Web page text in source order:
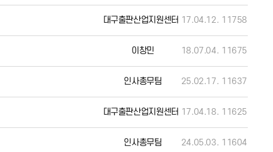
대구출판산업지원센터 17.04.12. 11758
이창민 18.07.04. 11675
인사총무팀 25.02.17. 11637
대구출판산업지원센터 17.04.18. 11625
인사총무팀 24.05.03. 11604